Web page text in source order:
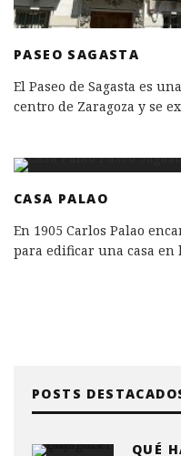
PASEO SAGASTA
El Paseo de Sagasta es
centro de Zaragoza y se
CASA PALAO
En 1905 Carlos Palao
para edificar una casa
POSTS
QUÉ